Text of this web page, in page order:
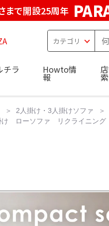
まで開設25周年
チラ Howto情
報 索
2人掛け・3人掛けソファ
ローソファ リクライニング